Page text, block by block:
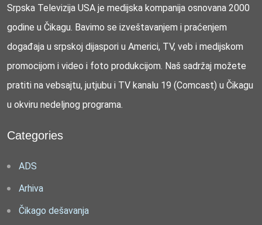
Srpska Televizija USA je medijska kompanija osnovana 2000
godine u Čikagu. Bavimo se izveštavanjem i praćenjem
događaja u srpskoj dijaspori u Americi, TV, veb i medijskom
promocijom i video i foto produkcijom. Naš sadržaj možete
pratiti na vebsajtu, jutjubu i TV kanalu 19 (Comcast) u Čikagu
u okviru nedeljnog programa.
Categories
ADS
Arhiva
Čikago dešavanja